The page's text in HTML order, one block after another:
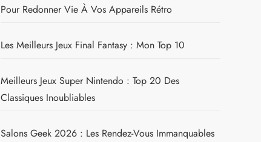
Pour Redonner Vie À Vos Appareils Rétro
Les Meilleurs Jeux Final Fantasy : Mon Top 10
Meilleurs Jeux Super Nintendo : Top 20 Des
Classiques Inoubliables
Salons Geek 2026 : Les Rendez-Vous Immanquables